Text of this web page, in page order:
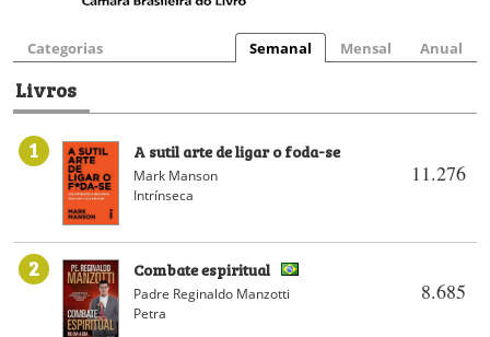
Categorias Semanal Mensal Anual
Livros
1
11.276
A sutil arte de ligar o foda-se
Mark Manson
Intrínseca
2
8.685
Combate espiritual
Padre Reginaldo Manzotti
Petra